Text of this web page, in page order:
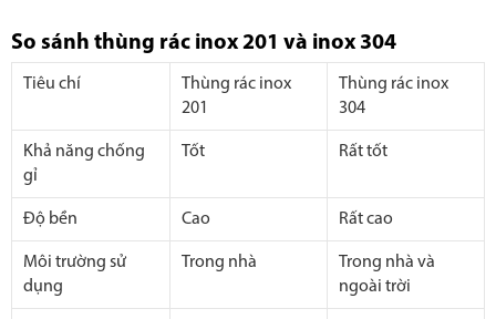
So sánh thùng rác inox 201 và inox 304
Tiêu chí
Thùng rác inox
201
Thùng rác inox
304
Khả năng chống
gỉ
Tốt Rất tốt
Độ bền Cao Rất cao
Môi trường sử
dụng
Trong nhà
Trong nhà và
ngoài trời